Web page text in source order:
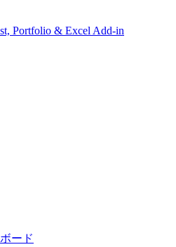
Portfolio & Excel Add-in
ード